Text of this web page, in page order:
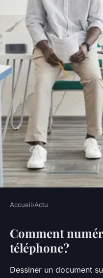
Comment
vieilles photos
•5 octobre 2022•4 min de
Accueil›Actu
Comment
téléphone?
Dessiner un document